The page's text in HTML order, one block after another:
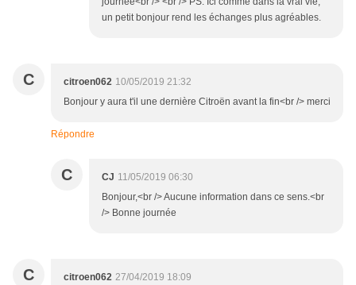
un petit bonjour rend les échanges plus agréables.
C citroen062 10/05/2019 21:32
Bonjour y aura t'il une dernière Citroën avant la fin<br /> merci
Répondre
C CJ 11/05/2019 06:30
Bonjour,<br /> Aucune information dans ce sens.<br
/> Bonne journée
C citroen062 27/04/2019 18:09